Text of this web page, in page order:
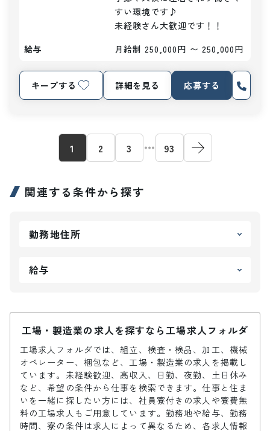
すい環境です♪
未経験さん大歓迎です！！
給与
月給制 250,000円 〜 250,000円
キープする 詳細を見る 応募する
1 2 3 93
関連する条件から探す
勤務地住所
給与
工場・製造業の求人を探すなら工場求人フォルダ
工場求人フォルダでは、組立、検査・検品、加工、機械
オペレーター、梱包など、工場・製造業の求人を掲載し
ています。未経験歓迎、高収入、日勤、夜勤、土日休み
など、希望の条件から仕事を検索できます。仕事と住ま
いを一緒に探したい方には、社員寮付きの求人や寮費無
料の工場求人もご用意しています。勤務地や給与、勤務
時間、寮の条件は求人によって異なるため、各求人情報